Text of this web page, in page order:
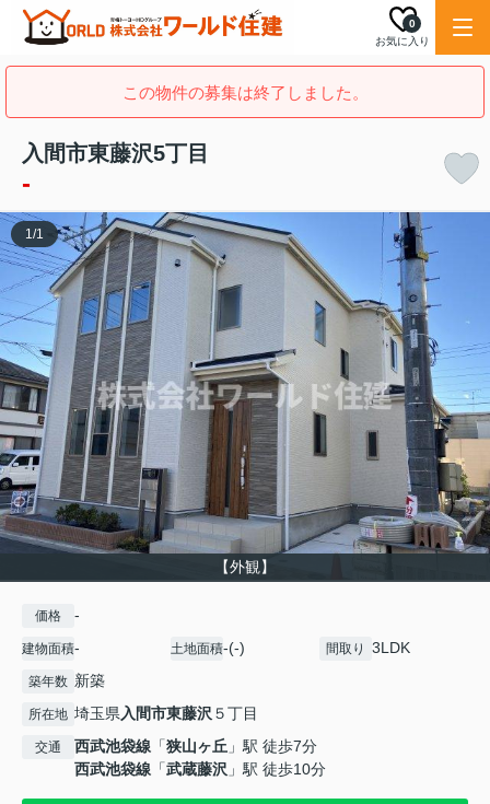
お気に入り
0
この物件の募集は終了しました。
入間市東藤沢5丁目
-
【外観】
1/1
価格 -
建物面積- 土地面積-(-) 間取り 3LDK
築年数 新築
所在地 埼玉県入間市東藤沢５丁目
交通 西武池袋線 「狭山ヶ丘 」駅 徒歩7分
西武池袋線 「武蔵藤沢 」駅 徒歩10分